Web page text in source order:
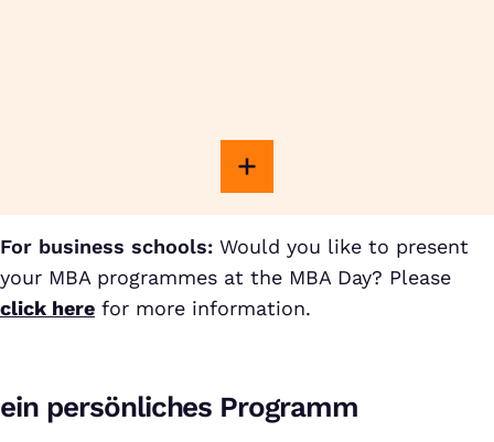
For business schools: Would you like to present
your MBA programmes at the MBA Day? Please
click here for more information.
persönliches Programm